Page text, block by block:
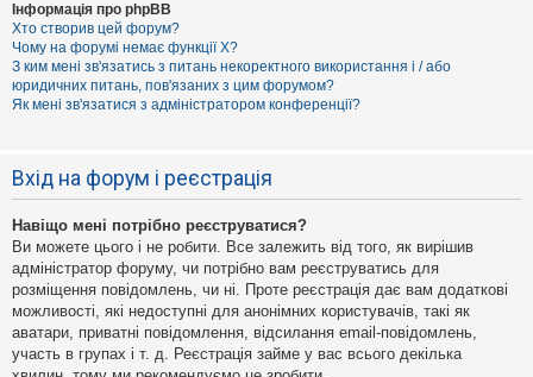
Інформація про phpBB
Хто створив цей форум?
Чому на форумі немає функції X?
З ким мені зв'язатись з питань некоректного використання і / або
юридичних питань, пов'язаних з цим форумом?
Як мені зв'язатися з адміністратором конференції?
Вхід на форум і реєстрація
Навіщо мені потрібно реєструватися?
Ви можете цього і не робити. Все залежить від того, як вирішив
адміністратор форуму, чи потрібно вам реєструватись для
розміщення повідомлень, чи ні. Проте реєстрація дає вам додаткові
можливості, які недоступні для анонімних користувачів, такі як
аватари, приватні повідомлення, відсилання email-повідомлень,
участь в групах і т. д. Реєстрація займе у вас всього декілька